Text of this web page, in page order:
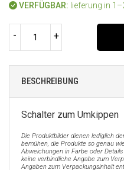
VERFÜGBAR: lieferung in
- +
BESCHREIBUNG
Schalter zum Umkippen
Die Produktbilder dienen lediglich
bemühen, die Produkte so genau
Abweichungen in Farbe oder
keine verbindliche Angabe zum
Angaben zum Verpackungsinhalt